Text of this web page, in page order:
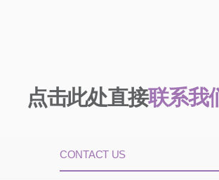
点击此处直接联系我
CONTACT US